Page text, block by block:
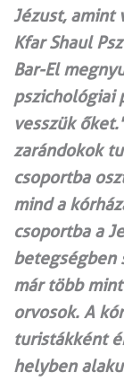
Jézust, amint
Kfar Shaul
Bar-El
pszichológiai
vesszük
zarándokok
csoportba
mind a
csoportba a
betegségben
már több
orvosok. A
turistákként
helyben